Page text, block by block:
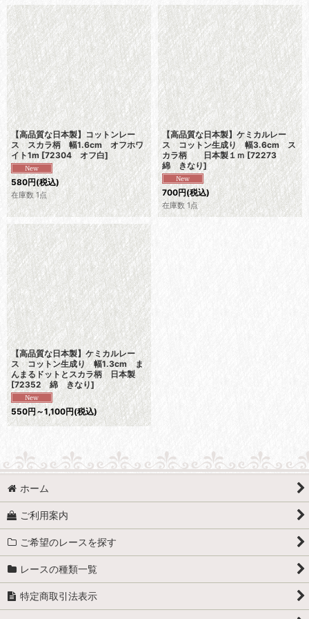
【高品質な日本製】コットンレー
ス スカラ柄 幅1.6cm オフホワ
イト1m [72304 オフ白]
580円(税込)
在庫数 1点
【高品質な日本製】ケミカルレー
ス コットン生成り 幅3.6cm ス
カラ柄 日本製１ｍ [72273
綿 きなり]
700円(税込)
在庫数 1点
【高品質な日本製】ケミカルレー
ス コットン生成り 幅1.3cm ま
んまるドットとスカラ柄 日本製
[72352 綿 きなり]
550円～1,100円(税込)
ホーム
ご利用案内
ご希望のレースを探す
レースの種類一覧
特定商取引法表示